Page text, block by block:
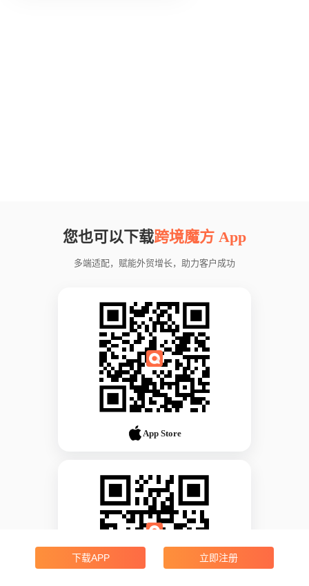
您也可以下载跨境魔方 App
多端适配，赋能外贸增长，助力客户成功
App Store
下载APP 立即注册